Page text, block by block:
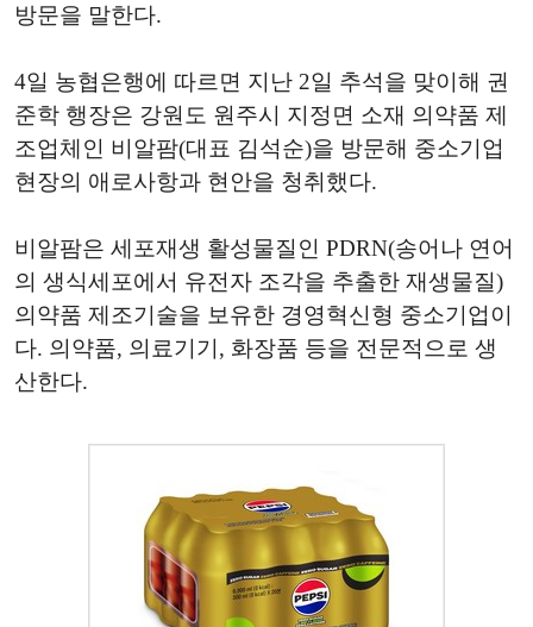
방문을 말한다.
4일 농협은행에 따르면 지난 2일 추석을 맞이해 권
준학 행장은 강원도 원주시 지정면 소재 의약품 제
조업체인 비알팜(대표 김석순)을 방문해 중소기업
현장의 애로사항과 현안을 청취했다.
비알팜은 세포재생 활성물질인 PDRN(송어나 연어
의 생식세포에서 유전자 조각을 추출한 재생물질)
의약품 제조기술을 보유한 경영혁신형 중소기업이
다. 의약품, 의료기기, 화장품 등을 전문적으로 생
산한다.